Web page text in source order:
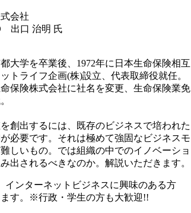
会社
口 治明 氏
を卒業後、1972年に日本生命保険相互
フ企画(株)設立、代表取締役就任。
株式会社に社名を変更、生命保険業免
するには、既存のビジネスで培われた
です。それは極めて強固なビジネスモ
の。では組織の中でのイノベーショ
るべきなのか。解説いただきます。
ンターネットビジネスに興味のある方
※行政・学生の方も大歓迎!!